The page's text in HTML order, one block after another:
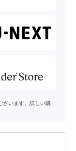
ざいます。詳しい購